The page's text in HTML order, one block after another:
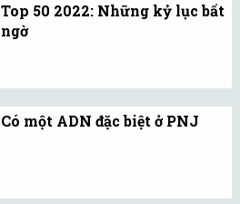
được nhiều tổ chức uy tín
trong nước và quốc tế
các giải thưởng danh giá.
Top 50 2022: Những kỷ lục bất
ngờ
nhất Việt Nam (Top 50)
năm 2022 chứng kiến sự
Có một ADN đặc biệt ở PNJ
cho việc liên tục nhấn